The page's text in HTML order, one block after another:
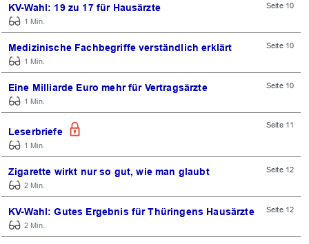
KV-Wahl: 19 zu 17 für Hausärzte
Seite 10
1 Min.
Medizinische Fachbegriffe verständlich erklärt
Seite 10
1 Min.
Eine Milliarde Euro mehr für Vertragsärzte
Seite 10
1 Min.
Leserbriefe
Seite 11
1 Min.
Zigarette wirkt nur so gut, wie man glaubt
Seite 12
2 Min.
KV-Wahl: Gutes Ergebnis für Thüringens Hausärzte
Seite 12
2 Min.